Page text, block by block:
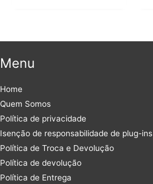
Menu
Home
Quem Somos
Política de privacidade
Isenção de responsabilidade de plug-
Política de Troca e Devolução
Política de devolução
Política de Entrega